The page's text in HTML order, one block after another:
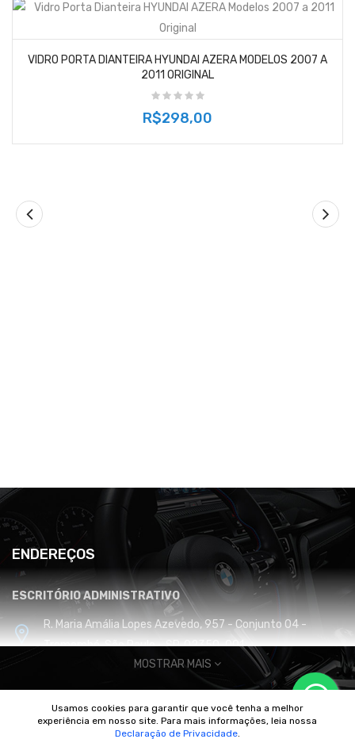
VIDRO PORTA DIANTEIRA HYUNDAI AZERA MODELOS 2007 A
2011 ORIGINAL
R$298,00
ENDEREÇOS
ESCRITÓRIO ADMINISTRATIVO
R. Maria Amália Lopes Azevedo, 957 - Conjunto 04 -
Tremembé, São Paulo - SP, 02350-001
CENTRO DE DISTRIBUIÇÃO E LOGÍSTICA
Cabreúva / SP
MOSTRAR MAIS
© 2010/2025 Imperador Motores |DhiWeb Desenvolvimento de
Usamos cookies para garantir que você tenha a melhor
experiência em nosso site. Para mais informações, leia nossa
Declaração de Privacidade.